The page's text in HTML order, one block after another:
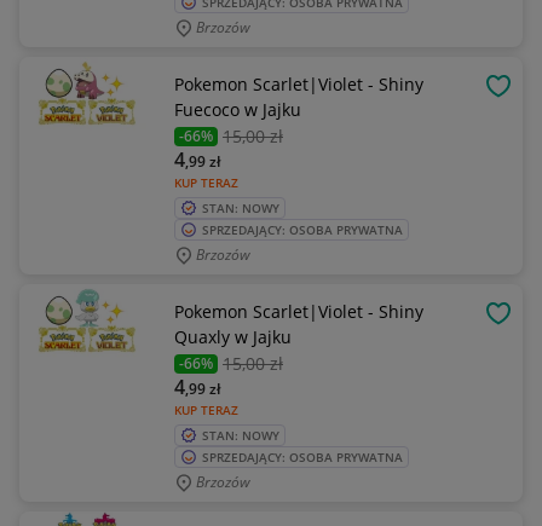
Brzozów
Pokemon Scarlet|Violet - Shiny
Fuecoco w Jajku
-66% 15,00 zł
KUP TERAZ
4,99zł
STAN: NOWY
SPRZEDAJĄCY: OSOBA PRYWATNA
Brzozów
Pokemon Scarlet|Violet - Shiny
Quaxly w Jajku
-66% 15,00 zł
KUP TERAZ
4,99zł
STAN: NOWY
SPRZEDAJĄCY: OSOBA PRYWATNA
Brzozów